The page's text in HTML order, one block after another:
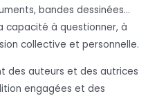
bandes dessinées…
capacité à questionner, à
collective et personnelle.
des auteurs et des autrices
engagées et des